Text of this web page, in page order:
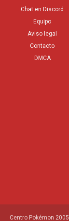
Chat en Discord
Equipo
Aviso legal
Contacto
DMCA
Centro Pokémon